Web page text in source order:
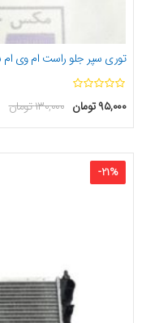
توری سپر جلو راست ام وی ام ۳۱۵ قدیم
۱۳۰,۰۰۰تومان ۹۵,۰۰۰ تومان
-21%